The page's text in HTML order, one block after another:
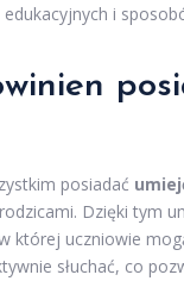
i
posiadać
Dzięki tym
której uczniowie
słuchać, co